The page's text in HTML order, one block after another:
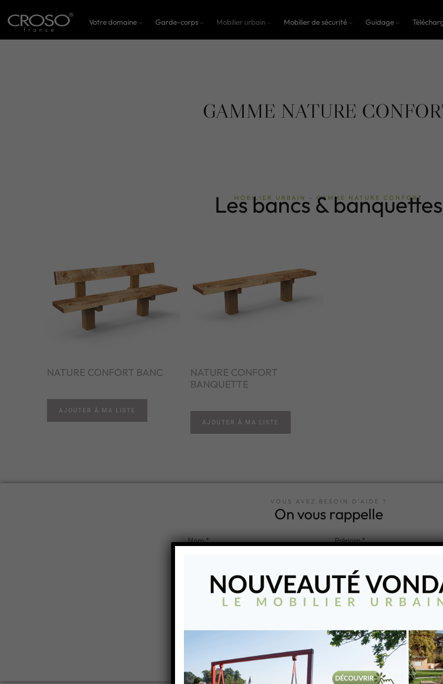
Votre domaine Garde-corps Mobilier urbain Mobilier de sécurité Guidage
GAMME NATURE
MOBILIER URBAIN - GAMME NATURE CONFORT
Les bancs & banquettes
NATURE CONFORT BANC
AJOUTER À MA LISTE
NATURE CONFORT
BANQUETTE
AJOUTER À MA LISTE
VOUS AVEZ BESOIN D'AIDE ?
On vous rappelle
Vous êtes intéressé par :